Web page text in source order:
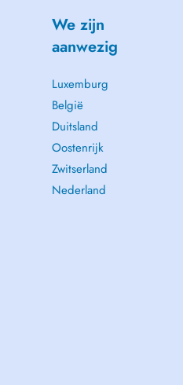
We zijn
aanwezig
Luxemburg
België
Duitsland
Oostenrijk
Zwitserland
Nederland